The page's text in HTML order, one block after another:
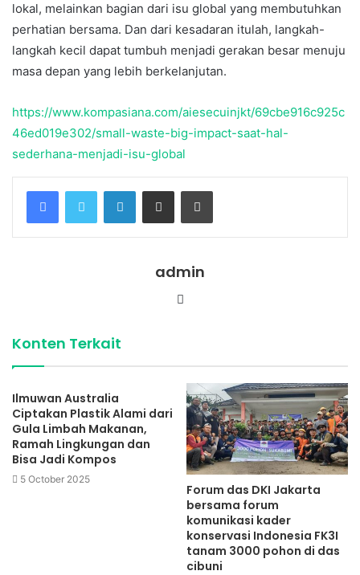
lokal, melainkan bagian dari isu global yang membutuhkan
perhatian bersama. Dan dari kesadaran itulah, langkah-
langkah kecil dapat tumbuh menjadi gerakan besar menuju
masa depan yang lebih berkelanjutan.
https://www.kompasiana.com/aiesecuinjkt/69cbe916c925c
46ed019e302/small-waste-big-impact-saat-hal-
sederhana-menjadi-isu-global
FacebookTwitter LinkedInShare via Email Print
admin
Website
Konten Terkait
Ilmuwan Australia
Ciptakan Plastik Alami dari
Gula Limbah Makanan,
Ramah Lingkungan dan
Bisa Jadi Kompos
5 October 2025
Forum das DKI Jakarta
bersama forum
komunikasi kader
konservasi Indonesia FK3I
tanam 3000 pohon di das
cibuni